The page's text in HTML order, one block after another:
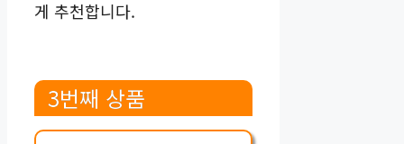
게 추천합니다.
3번째 상품